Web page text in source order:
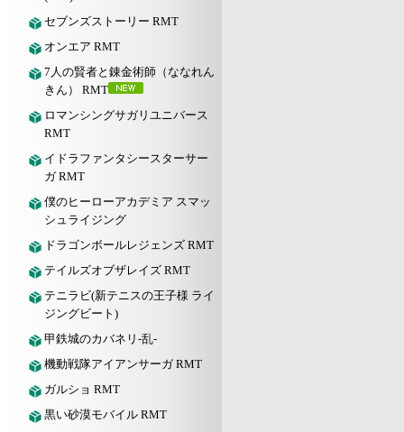
セブンズストーリー RMT
オンエア RMT
7人の賢者と錬金術師（ななれん
きん） RMT
ロマンシングサガリユニバース
RMT
イドラファンタシースターサー
ガ RMT
僕のヒーローアカデミア スマッ
シュライジング
ドラゴンボールレジェンズ RMT
テイルズオブザレイズ RMT
テニラビ(新テニスの王子様 ライ
ジングビート)
甲鉄城のカバネリ-乱-
機動戦隊アイアンサーガ RMT
ガルショ RMT
黒い砂漠モバイル RMT